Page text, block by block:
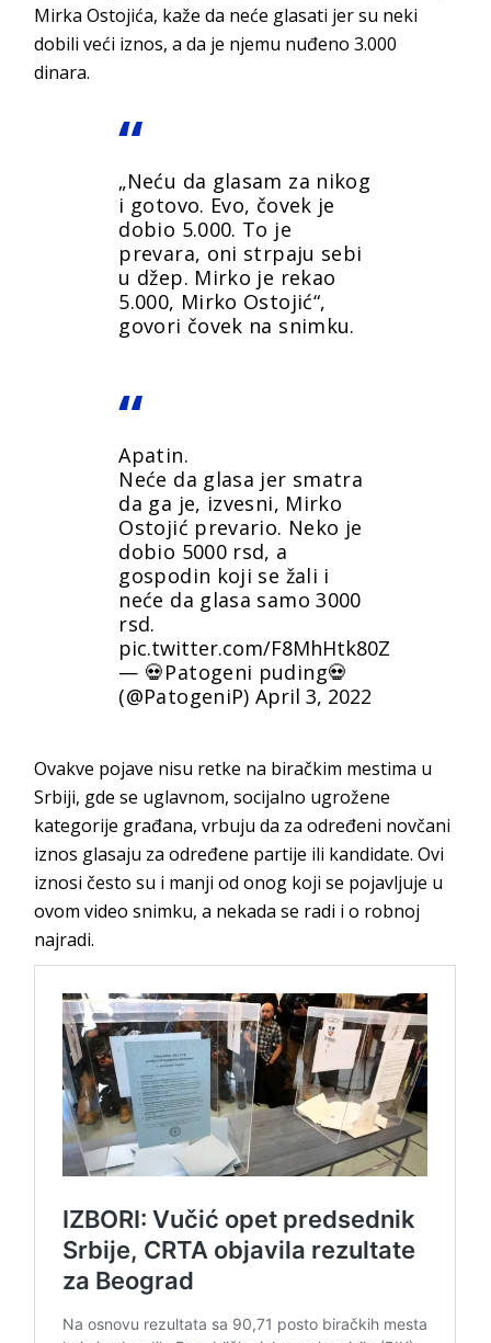
Mirka Ostojića, kaže da neće glasati jer su neki
dobili veći iznos, a da je njemu nuđeno 3.000
dinara.
„Neću da glasam za nikog
i gotovo. Evo, čovek je
dobio 5.000. To je
prevara, oni strpaju sebi
u džep. Mirko je rekao
5.000, Mirko Ostojić“,
govori čovek na snimku.
Apatin.
Neće da glasa jer smatra
da ga je, izvesni, Mirko
Ostojić prevario. Neko je
dobio 5000 rsd, a
gospodin koji se žali i
neće da glasa samo 3000
rsd.
pic.twitter.com/F8MhHtk80Z
— 💀Patogeni puding💀
(@PatogeniP)April 3, 2022
Ovakve pojave nisu retke na biračkim mestima u
Srbiji, gde se uglavnom, socijalno ugrožene
kategorije građana, vrbuju da za određeni novčani
iznos glasaju za određene partije ili kandidate. Ovi
iznosi često su i manji od onog koji se pojavljuje u
ovom video snimku, a nekada se radi i o robnoj
najradi.